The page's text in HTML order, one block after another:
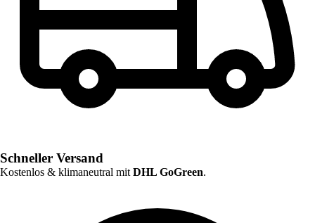
Schneller Versand
Kostenlos & klimaneutral mit DHL GoGreen.